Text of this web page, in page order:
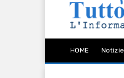
HOME Notizie